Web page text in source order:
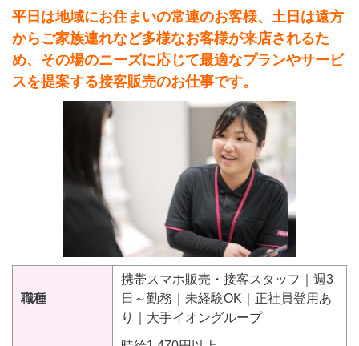
平日は地域にお住まいの常連のお客様、土日は遠方
からご家族連れなど多様なお客様が来店されるた
め、その場のニーズに応じて最適なプランやサービ
スを提案する接客販売のお仕事です。
職種
携帯スマホ販売・接客スタッフ｜週3
日～勤務｜未経験OK｜正社員登用あ
り｜大手イオングループ